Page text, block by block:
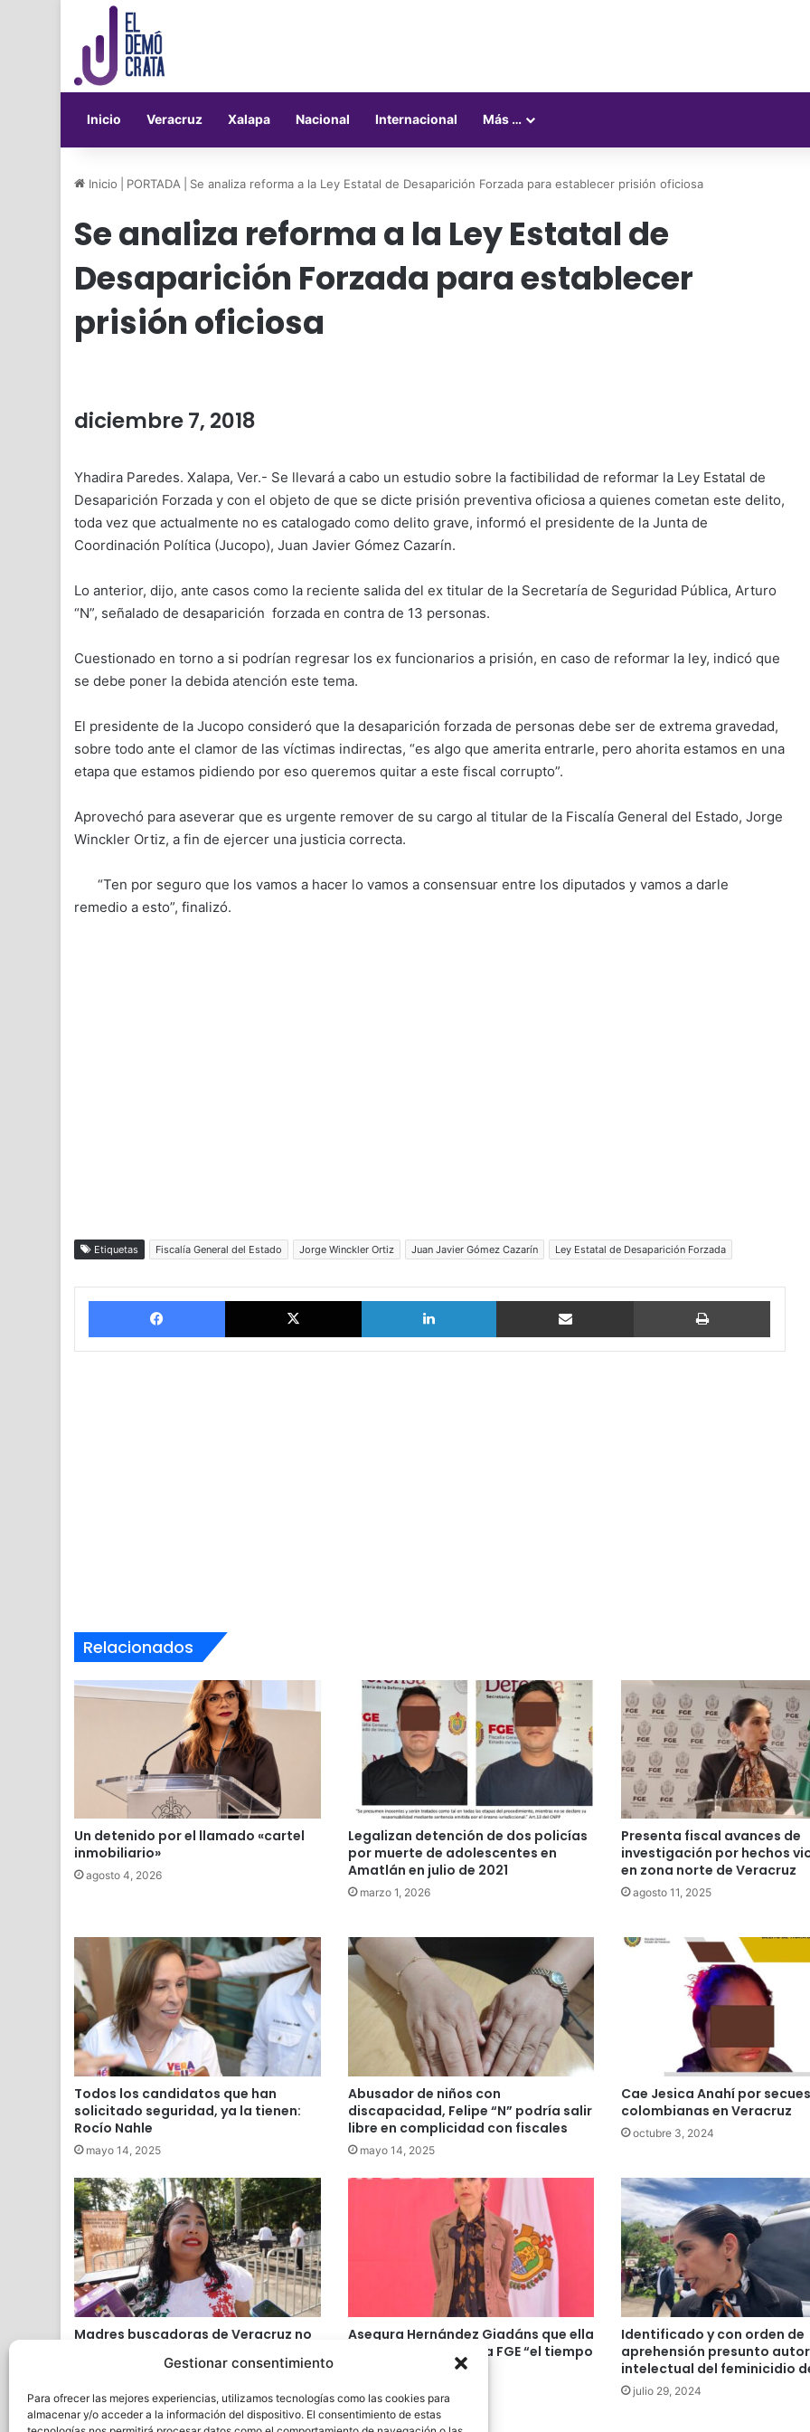
Gestionar consentimiento
Para ofrecer las mejores experiencias, utilizamos tecnologías como las cookies para
almacenar y/o acceder a la información del dispositivo. El consentimiento de estas
Inicio Veracruz Xalapa Nacional Internacional Más …
Inicio PORTADA Se analiza reforma a la Ley Estatal de Desaparición Forzada para establecer prisión oficiosa
Se analiza reforma a la Ley Estatal de
Desaparición Forzada para establecer
prisión oficiosa
diciembre 7, 2018
Yhadira Paredes. Xalapa, Ver.- Se llevará a cabo un estudio sobre la factibilidad de reformar la Ley Estatal de
Desaparición Forzada y con el objeto de que se dicte prisión preventiva oficiosa a quienes cometan este delito,
toda vez que actualmente no es catalogado como delito grave, informó el presidente de la Junta de
Coordinación Política (Jucopo), Juan Javier Gómez Cazarín.
Lo anterior, dijo, ante casos como la reciente salida del ex titular de la Secretaría de Seguridad Pública, Arturo
“N”, señalado de desaparición forzada en contra de 13 personas.
Cuestionado en torno a si podrían regresar los ex funcionarios a prisión, en caso de reformar la ley, indicó que
se debe poner la debida atención este tema.
El presidente de la Jucopo consideró que la desaparición forzada de personas debe ser de extrema gravedad,
sobre todo ante el clamor de las víctimas indirectas, “es algo que amerita entrarle, pero ahorita estamos en una
etapa que estamos pidiendo por eso queremos quitar a este fiscal corrupto”.
Aprovechó para aseverar que es urgente remover de su cargo al titular de la Fiscalía General del Estado, Jorge
Winckler Ortiz, a fin de ejercer una justicia correcta.
“Ten por seguro que los vamos a hacer lo vamos a consensuar entre los diputados y vamos a darle
remedio a esto”, finalizó.
Etiquetas Fiscalía General del Estado Jorge Winckler Ortiz Juan Javier Gómez Cazarín Ley Estatal de Desaparición Forzada
Facebook X LinkedIn vía email
Relacionados
Un detenido por el llamado «cartel
inmobiliario»
agosto 4, 2026
Legalizan detención de dos policías
por muerte de adolescentes en
Amatlán en julio de 2021
marzo 1, 2026
Presenta fiscal avances de
investigación por hechos
en zona norte de Veracruz
agosto 11, 2025
Todos los candidatos que han
solicitado seguridad, ya la tienen:
Rocío Nahle
mayo 14, 2025
Abusador de niños con
discapacidad, Felipe “N” podría salir
libre en complicidad con fiscales
mayo 14, 2025
Cae Jesica Anahí por
colombianas en Veracruz
octubre 3, 2024
Madres buscadoras de Veracruz no
Asegura Hernández Giadáns que ella
seguirá al frente de la FGE “el tiempo
que le corresponde”
Identificado y con orden de
aprehensión presunto autor
intelectual del feminicidio
julio 29, 2024